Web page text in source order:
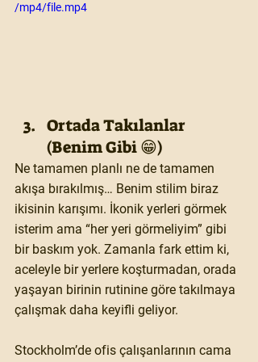
/mp4/file.mp4
Ortada Takılanlar
(Benim Gibi 😁)
Ne tamamen planlı ne de tamamen
akışa bırakılmış… Benim stilim biraz
ikisinin karışımı. İkonik yerleri görmek
isterim ama “her yeri görmeliyim” gibi
bir baskım yok. Zamanla fark ettim ki,
aceleyle bir yerlere koşturmadan, orada
yaşayan birinin rutinine göre takılmaya
çalışmak daha keyifli geliyor.
Stockholm’de ofis çalışanlarının cama